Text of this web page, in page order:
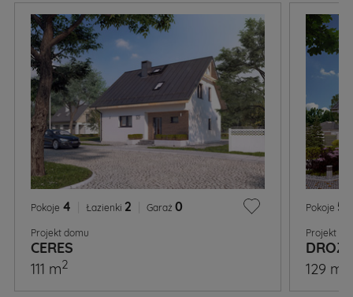
Pokoje 4 Łazienki 2 Garaż 0
Projekt domu
CERES
111 m2
Pokoje 5
Projekt
129 m